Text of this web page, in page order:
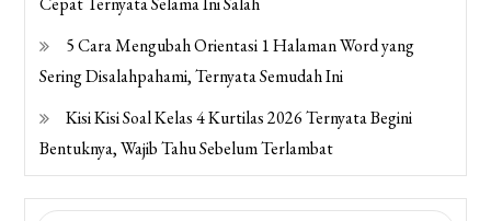
5 Cara Mengubah Orientasi 1 Halaman Word yang
Sering Disalahpahami, Ternyata Semudah Ini
Kisi Kisi Soal Kelas 4 Kurtilas 2026 Ternyata Begini
Bentuknya, Wajib Tahu Sebelum Terlambat